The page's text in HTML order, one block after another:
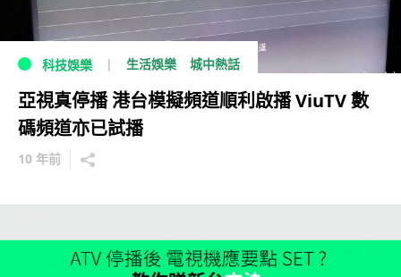
科技娛樂 生活娛樂 城中熱話
亞視真停播 港台模擬頻道順利啟播 ViuTV 數
碼頻道亦已試播
10 年前